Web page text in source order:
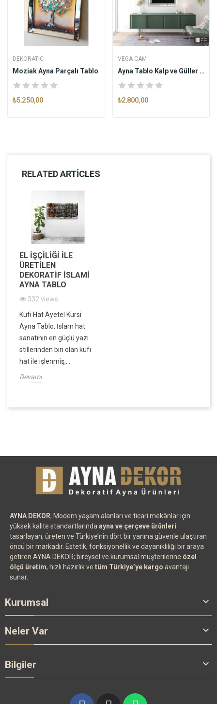
DEKORATIC
Moziak Ayna Parçalı Tablo
₺5.250,00
VEGA CAM
Ayna Tablo Kalp ve Güller AT007
₺2.800,00
RELATED ARTICLES
EL İŞÇILIĞI ILE
ÜRETILEN
DEKORATIF İSLAMI
AYNA TABLO
332 views
Kufi Hat Ayetel Kürsi
Ayna Tablo, İslam hat
sanatının en güçlü yazı
stillerinden biri olan kufi
hat ile işlenmiş,...
Devamı
AYNA DEKOR; Modern yaşam alanları ve ticari mekânlar için
yüksek kalite standartlarında ayna ve çerçeve ürünleri
tasarlayan, üreten ve Türkiye’nin dört bir yanına güvenle ulaştıran
öncü bir markadır. Estetik, fonksiyonellik ve dayanıklılığı bir araya
getiren AYNA DEKOR; bireysel ve kurumsal müşterilerine özel
ölçü üretim, hızlı hazırlık ve tüm Türkiye’ye kargo avantajı
sunar.
Kurumsal 
Neler Var 
Bilgiler 